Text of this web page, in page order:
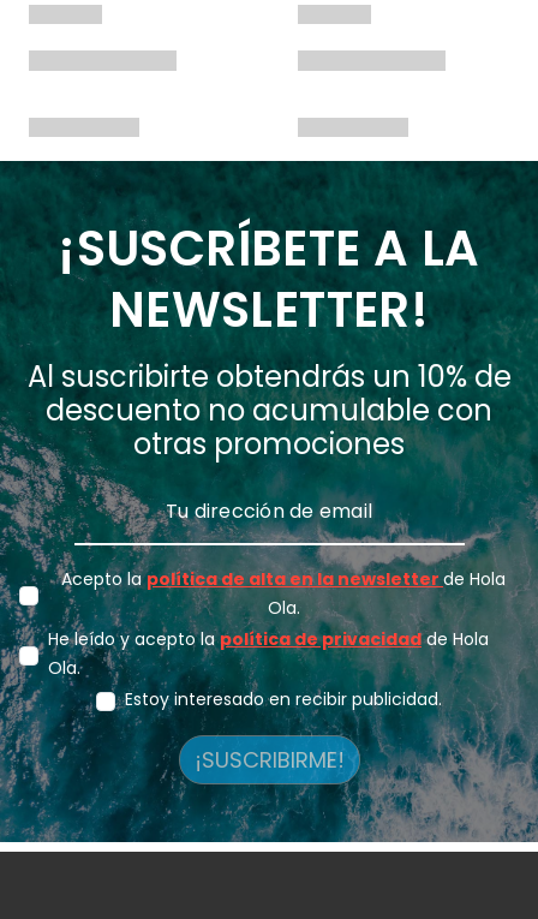
¡SUSCRÍBETE A LA
NEWSLETTER!
Al suscribirte obtendrás un 10% de
descuento no acumulable con
otras promociones
Acepto lapolítica de alta en la newsletter de Hola
Ola.
He leído y acepto lapolítica de privacidadde Hola
Ola.
Estoy interesado en recibir publicidad.
¡SUSCRIBIRME!